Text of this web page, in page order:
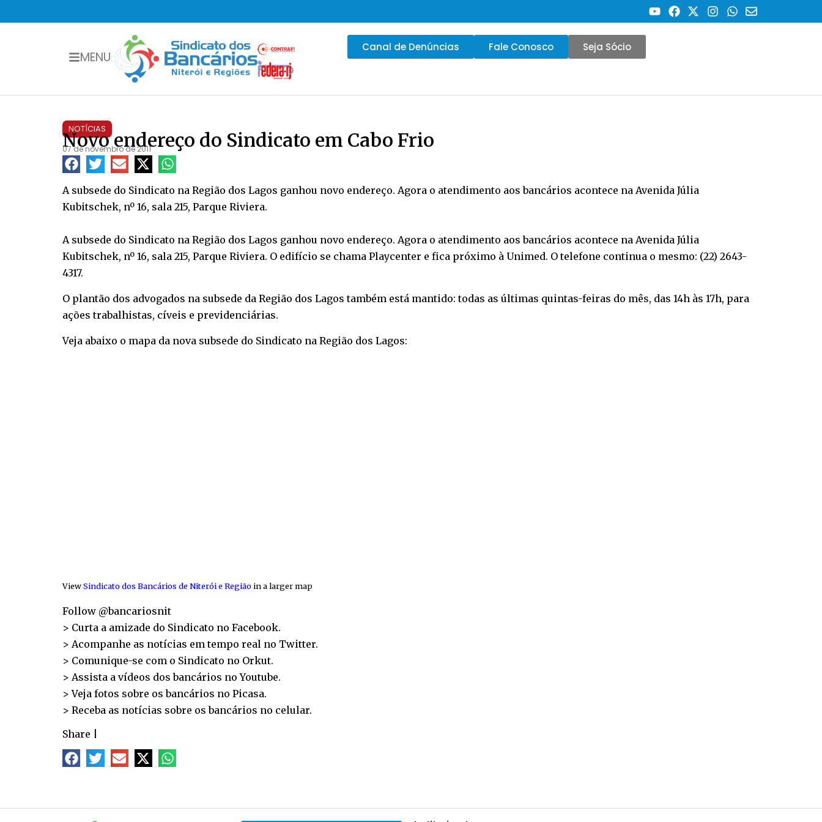
MENU
Canal de Denúncias Fale Conosco Seja Sócio
NOTÍCIAS
Novo endereço do Sindicato em Cabo Frio
07 de novembro de 2011
A subsede do Sindicato na Região dos Lagos ganhou novo endereço. Agora o atendimento aos bancários acontece na Avenida Júlia
Kubitschek, nº 16, sala 215, Parque Riviera.
A subsede do Sindicato na Região dos Lagos ganhou novo endereço. Agora o atendimento aos bancários acontece na Avenida Júlia
Kubitschek, nº 16, sala 215, Parque Riviera. O edifício se chama Playcenter e fica próximo à Unimed. O telefone continua o mesmo: (22) 2643-
4317.
O plantão dos advogados na subsede da Região dos Lagos também está mantido: todas as últimas quintas-feiras do mês, das 14h às 17h, para
ações trabalhistas, cíveis e previdenciárias.
Veja abaixo o mapa da nova subsede do Sindicato na Região dos Lagos:
ViewSindicato dos Bancários de Niterói e Região in a larger map
Follow @bancariosnit
> Curta a amizade do Sindicato no Facebook.
> Acompanhe as notícias em tempo real no Twitter.
> Comunique-se com o Sindicato no Orkut.
> Assista a vídeos dos bancários noYoutube.
> Veja fotos sobre os bancários no Picasa.
> Receba as notícias sobre os bancários no celular.
Share